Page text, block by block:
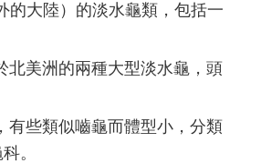
的大陸）的淡水龜類，包括一
北美洲的兩種大型淡水龜，頭
有些類似嚙龜而體型小，分類
。